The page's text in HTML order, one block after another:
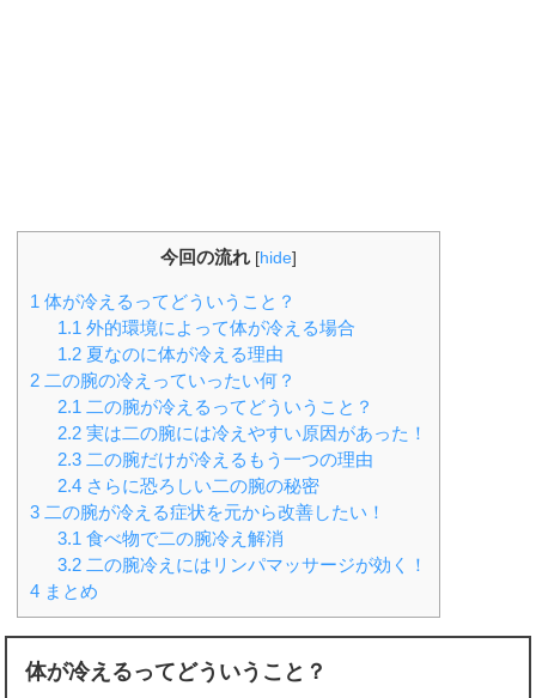
今回の流れ [hide]
1 体が冷えるってどういうこと？
1.1 外的環境によって体が冷える場合
1.2 夏なのに体が冷える理由
2 二の腕の冷えっていったい何？
2.1 二の腕が冷えるってどういうこと？
2.2 実は二の腕には冷えやすい原因があった！
2.3 二の腕だけが冷えるもう一つの理由
2.4 さらに恐ろしい二の腕の秘密
3 二の腕が冷える症状を元から改善したい！
3.1 食べ物で二の腕冷え解消
3.2 二の腕冷えにはリンパマッサージが効く！
4 まとめ
体が冷えるってどういうこと？